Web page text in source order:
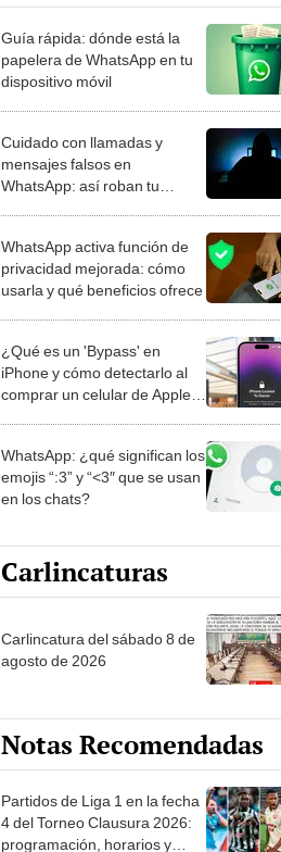
Guía rápida: dónde está la
papelera de WhatsApp en tu
dispositivo móvil
Cuidado con llamadas y
mensajes falsos en
WhatsApp: así roban tu
WhatsApp activa función de
privacidad mejorada: cómo
usarla y qué beneficios ofrece
¿Qué es un 'Bypass' en
iPhone y cómo detectarlo al
comprar un celular de Apple
WhatsApp: ¿qué significan los
emojis “:3” y “<3″ que se usan
en los chats?
Carlincaturas
Carlincatura del sábado 8 de
agosto de 2026
Notas Recomendadas
Partidos de Liga 1 en la fecha
4 del Torneo Clausura 2026:
programación, horarios y